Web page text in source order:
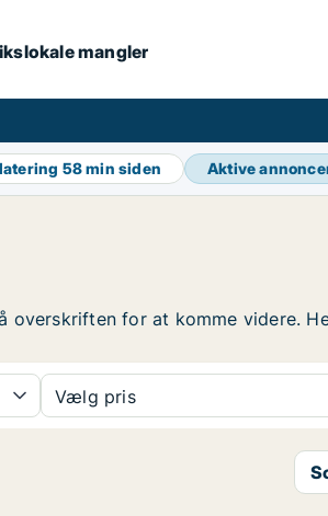
mangler
58 min siden Aktive
overskriften for at komme videre.
Vælg pris